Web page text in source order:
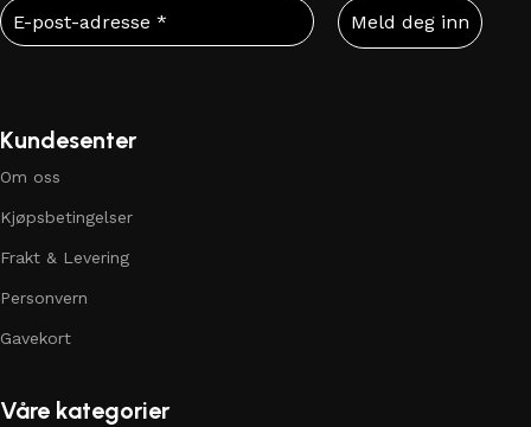
Kundesenter
Om oss
Kjøpsbetingelser
Frakt & Levering
Personvern
Gavekort
Våre kategorier